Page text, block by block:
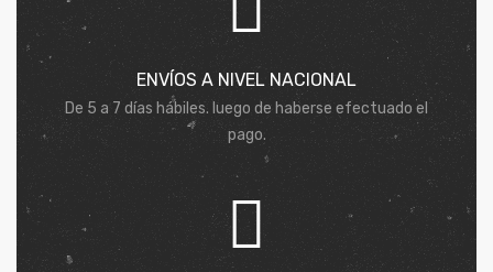
ENVÍOS A NIVEL NACIONAL
De 5 a 7 días hábiles. luego de haberse efectuado el
pago.